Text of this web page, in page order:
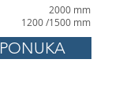
2000 mm
1200 /1500 mm